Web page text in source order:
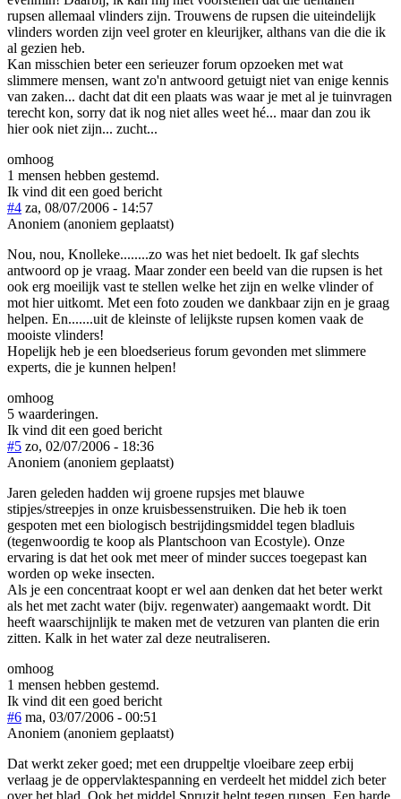
rupsen allemaal vlinders zijn. Trouwens de rupsen die uiteindelijk
vlinders worden zijn veel groter en kleurijker, althans van die die ik
al gezien heb.
Kan misschien beter een serieuzer forum opzoeken met wat
slimmere mensen, want zo'n antwoord getuigt niet van enige kennis
van zaken... dacht dat dit een plaats was waar je met al je tuinvragen
terecht kon, sorry dat ik nog niet alles weet hé... maar dan zou ik
hier ook niet zijn... zucht...
omhoog
1 mensen hebben gestemd.
Ik vind dit een goed bericht
#4 za, 08/07/2006 - 14:57
Anoniem (anoniem geplaatst)
Nou, nou, Knolleke........zo was het niet bedoelt. Ik gaf slechts
antwoord op je vraag. Maar zonder een beeld van die rupsen is het
ook erg moeilijk vast te stellen welke het zijn en welke vlinder of
mot hier uitkomt. Met een foto zouden we dankbaar zijn en je graag
helpen. En.......uit de kleinste of lelijkste rupsen komen vaak de
mooiste vlinders!
Hopelijk heb je een bloedserieus forum gevonden met slimmere
experts, die je kunnen helpen!
omhoog
5 waarderingen.
Ik vind dit een goed bericht
#5 zo, 02/07/2006 - 18:36
Anoniem (anoniem geplaatst)
Jaren geleden hadden wij groene rupsjes met blauwe
stipjes/streepjes in onze kruisbessenstruiken. Die heb ik toen
gespoten met een biologisch bestrijdingsmiddel tegen bladluis
(tegenwoordig te koop als Plantschoon van Ecostyle). Onze
ervaring is dat het ook met meer of minder succes toegepast kan
worden op weke insecten.
Als je een concentraat koopt er wel aan denken dat het beter werkt
als het met zacht water (bijv. regenwater) aangemaakt wordt. Dit
heeft waarschijnlijk te maken met de vetzuren van planten die erin
zitten. Kalk in het water zal deze neutraliseren.
omhoog
1 mensen hebben gestemd.
Ik vind dit een goed bericht
#6 ma, 03/07/2006 - 00:51
Anoniem (anoniem geplaatst)
Dat werkt zeker goed; met een druppeltje vloeibare zeep erbij
verlaag je de oppervlaktespanning en verdeelt het middel zich beter
over het blad. Ook het middel Spruzit helpt tegen rupsen. Een harde